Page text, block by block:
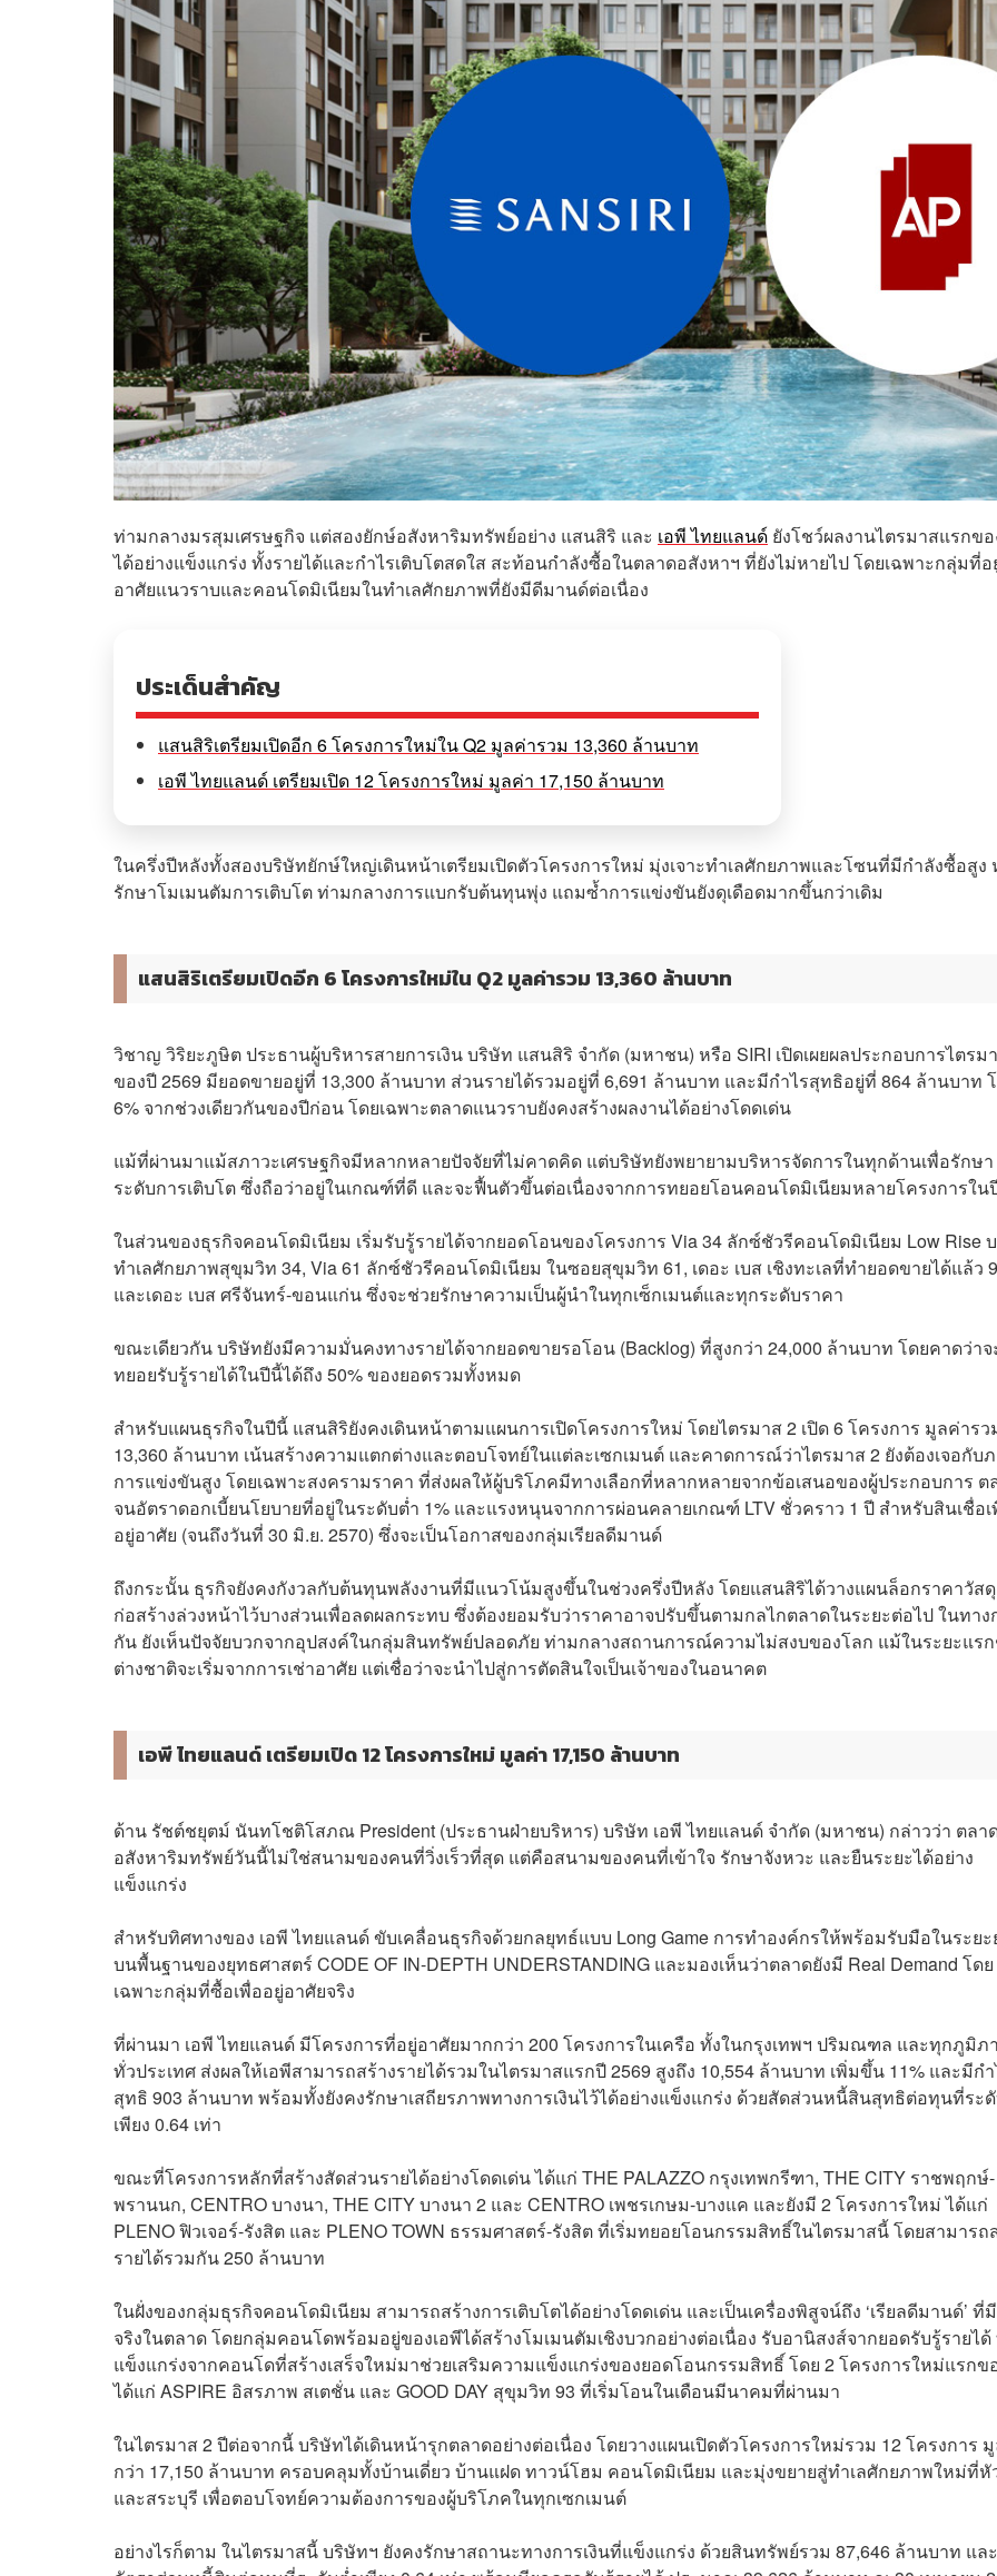
ท่ามกลางมรสุมเศรษฐกิจ แต่สองยักษ์อสังหาริมทรัพย์อย่าง แสนสิริ และ เอพี ไทยแลนด์ ยังโชว์ผลงานไตรมาสแรกข
ได้อย่างแข็งแกร่ง ทั้งรายได้และกำไรเติบโตสดใส สะท้อนกำลังซื้อในตลาดอสังหาฯ ที่ยังไม่หายไป โดยเฉพาะกลุ่มที่อ
อาศัยแนวราบและคอนโดมิเนียมในทำเลศักยภาพที่ยังมีดีมานด์ต่อเนื่อง
ประเด็นสำคัญ
แสนสิริเตรียมเปิดอีก 6 โครงการใหม่ใน Q2 มูลค่ารวม 13,360 ล้านบาท
เอพี ไทยแลนด์ เตรียมเปิด 12 โครงการใหม่ มูลค่า 17,150 ล้านบาท
ในครึ่งปีหลังทั้งสองบริษัทยักษ์ใหญ่เดินหน้าเตรียมเปิดตัวโครงการใหม่ มุ่งเจาะทำเลศักยภาพและโซนที่มีกำลังซื้อสูง
รักษาโมเมนตัมการเติบโต ท่ามกลางการแบกรับต้นทุนพุ่ง แถมซ้ำการแข่งขันยังดุเดือดมากขึ้นกว่าเดิม
แสนสิริเตรียมเปิดอีก 6 โครงการใหม่ใน Q2 มูลค่ารวม 13,360 ล้านบาท
วิชาญ วิริยะภูษิต ประธานผู้บริหารสายการเงิน บริษัท แสนสิริ จำกัด (มหาชน) หรือ SIRI เปิดเผยผลประกอบการไตรม
ของปี 2569 มียอดขายอยู่ที่ 13,300 ล้านบาท ส่วนรายได้รวมอยู่ที่ 6,691 ล้านบาท และมีกำไรสุทธิอยู่ที่ 864 ล้านบาท
6% จากช่วงเดียวกันของปีก่อน โดยเฉพาะตลาดแนวราบยังคงสร้างผลงานได้อย่างโดดเด่น
แม้ที่ผ่านมาแม้สภาวะเศรษฐกิจมีหลากหลายปัจจัยที่ไม่คาดคิด แต่บริษัทยังพยายามบริหารจัดการในทุกด้านเพื่อรักษา
ระดับการเติบโต ซึ่งถือว่าอยู่ในเกณฑ์ที่ดี และจะฟื้นตัวขึ้นต่อเนื่องจากการทยอยโอนคอนโดมิเนียมหลายโครงการใน
ในส่วนของธุรกิจคอนโดมิเนียม เริ่มรับรู้รายได้จากยอดโอนของโครงการ Via 34 ลักซ์ชัวรีคอนโดมิเนียม Low Rise
ทำเลศักยภาพสุขุมวิท 34, Via 61 ลักซ์ชัวรีคอนโดมิเนียม ในซอยสุขุมวิท 61, เดอะ เบส เชิงทะเลที่ทำยอดขายได้แล้ว
และเดอะ เบส ศรีจันทร์-ขอนแก่น ซึ่งจะช่วยรักษาความเป็นผู้นำในทุกเซ็กเมนต์และทุกระดับราคา
ขณะเดียวกัน บริษัทยังมีความมั่นคงทางรายได้จากยอดขายรอโอน (Backlog) ที่สูงกว่า 24,000 ล้านบาท โดยคาดว่าจ
ทยอยรับรู้รายได้ในปีนี้ได้ถึง 50% ของยอดรวมทั้งหมด
สำหรับแผนธุรกิจในปีนี้ แสนสิริยังคงเดินหน้าตามแผนการเปิดโครงการใหม่ โดยไตรมาส 2 เปิด 6 โครงการ มูลค่ารว
13,360 ล้านบาท เน้นสร้างความแตกต่างและตอบโจทย์ในแต่ละเซกเมนต์ และคาดการณ์ว่าไตรมาส 2 ยังต้องเจอกับ
การแข่งขันสูง โดยเฉพาะสงครามราคา ที่ส่งผลให้ผู้บริโภคมีทางเลือกที่หลากหลายจากข้อเสนอของผู้ประกอบการ ต
จนอัตราดอกเบี้ยนโยบายที่อยู่ในระดับต่ำ 1% และแรงหนุนจากการผ่อนคลายเกณฑ์ LTV ชั่วคราว 1 ปี สำหรับสินเชื่อ
อยู่อาศัย (จนถึงวันที่ 30 มิ.ย. 2570) ซึ่งจะเป็นโอกาสของกลุ่มเรียลดีมานด์
ถึงกระนั้น ธุรกิจยังคงกังวลกับต้นทุนพลังงานที่มีแนวโน้มสูงขึ้นในช่วงครึ่งปีหลัง โดยแสนสิริได้วางแผนล็อกราคาวัสดุ
ก่อสร้างล่วงหน้าไว้บางส่วนเพื่อลดผลกระทบ ซึ่งต้องยอมรับว่าราคาอาจปรับขึ้นตามกลไกตลาดในระยะต่อไป ในทาง
กัน ยังเห็นปัจจัยบวกจากอุปสงค์ในกลุ่มสินทรัพย์ปลอดภัย ท่ามกลางสถานการณ์ความไม่สงบของโลก แม้ในระยะแร
ต่างชาติจะเริ่มจากการเช่าอาศัย แต่เชื่อว่าจะนำไปสู่การตัดสินใจเป็นเจ้าของในอนาคต
เอพี ไทยแลนด์ เตรียมเปิด 12 โครงการใหม่ มูลค่า 17,150 ล้านบาท
ด้าน รัชต์ชยุตม์ นันทโชติโสภณ President (ประธานฝ่ายบริหาร) บริษัท เอพี ไทยแลนด์ จำกัด (มหาชน) กล่าวว่า ตลา
อสังหาริมทรัพย์วันนี้ไม่ใช่สนามของคนที่วิ่งเร็วที่สุด แต่คือสนามของคนที่เข้าใจ รักษาจังหวะ และยืนระยะได้อย่าง
แข็งแกร่ง
สำหรับทิศทางของ เอพี ไทยแลนด์ ขับเคลื่อนธุรกิจด้วยกลยุทธ์แบบ Long Game การทำองค์กรให้พร้อมรับมือในระยะ
บนพื้นฐานของยุทธศาสตร์ CODE OF IN-DEPTH UNDERSTANDING และมองเห็นว่าตลาดยังมี Real Demand โดย
เฉพาะกลุ่มที่ซื้อเพื่ออยู่อาศัยจริง
ที่ผ่านมา เอพี ไทยแลนด์ มีโครงการที่อยู่อาศัยมากกว่า 200 โครงการในเครือ ทั้งในกรุงเทพฯ ปริมณฑล และทุกภูมิภ
ทั่วประเทศ ส่งผลให้เอพีสามารถสร้างรายได้รวมในไตรมาสแรกปี 2569 สูงถึง 10,554 ล้านบาท เพิ่มขึ้น 11% และมีก
สุทธิ 903 ล้านบาท พร้อมทั้งยังคงรักษาเสถียรภาพทางการเงินไว้ได้อย่างแข็งแกร่ง ด้วยสัดส่วนหนี้สินสุทธิต่อทุนที่ระ
เพียง 0.64 เท่า
ขณะที่โครงการหลักที่สร้างสัดส่วนรายได้อย่างโดดเด่น ได้แก่ THE PALAZZO กรุงเทพกรีฑา, THE CITY ราชพฤกษ์-
พรานนก, CENTRO บางนา, THE CITY บางนา 2 และ CENTRO เพชรเกษม-บางแค และยังมี 2 โครงการใหม่ ได้แก่
PLENO ฟิวเจอร์-รังสิต และ PLENO TOWN ธรรมศาสตร์-รังสิต ที่เริ่มทยอยโอนกรรมสิทธิ์ในไตรมาสนี้ โดยสามารถ
รายได้รวมกัน 250 ล้านบาท
ในฝั่งของกลุ่มธุรกิจคอนโดมิเนียม สามารถสร้างการเติบโตได้อย่างโดดเด่น และเป็นเครื่องพิสูจน์ถึง ‘เรียลดีมานด์’ ที่
จริงในตลาด โดยกลุ่มคอนโดพร้อมอยู่ของเอพีได้สร้างโมเมนตัมเชิงบวกอย่างต่อเนื่อง รับอานิสงส์จากยอดรับรู้รายได้
แข็งแกร่งจากคอนโดที่สร้างเสร็จใหม่มาช่วยเสริมความแข็งแกร่งของยอดโอนกรรมสิทธิ์ โดย 2 โครงการใหม่แรกข
ได้แก่ ASPIRE อิสรภาพ สเตชั่น และ GOOD DAY สุขุมวิท 93 ที่เริ่มโอนในเดือนมีนาคมที่ผ่านมา
ในไตรมาส 2 ปีต่อจากนี้ บริษัทได้เดินหน้ารุกตลาดอย่างต่อเนื่อง โดยวางแผนเปิดตัวโครงการใหม่รวม 12 โครงการ
กว่า 17,150 ล้านบาท ครอบคลุมทั้งบ้านเดี่ยว บ้านแฝด ทาวน์โฮม คอนโดมิเนียม และมุ่งขยายสู่ทำเลศักยภาพใหม่ที่
และสระบุรี เพื่อตอบโจทย์ความต้องการของผู้บริโภคในทุกเซกเมนต์
อย่างไรก็ตาม ในไตรมาสนี้ บริษัทฯ ยังคงรักษาสถานะทางการเงินที่แข็งแกร่ง ด้วยสินทรัพย์รวม 87,646 ล้านบาท และ